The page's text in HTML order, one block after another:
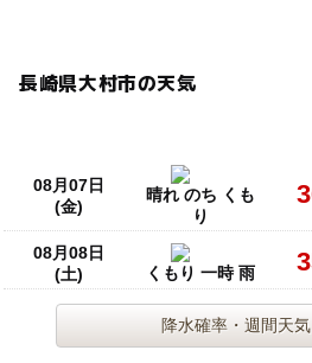
長崎県大村市の天気
08月07日
(金)
晴れ のち くも
り
08月08日
(土)
くもり 一時 雨
降水確率・週間天